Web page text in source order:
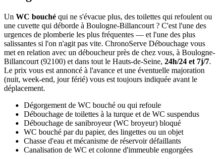
Un WC bouché qui ne s'évacue plus, des toilettes qui refoulent ou
une cuvette qui déborde à Boulogne-Billancourt ? C'est l'une des
urgences de plomberie les plus fréquentes — et l'une des plus
salissantes si l'on n'agit pas vite. ChronoServe Débouchage vous
met en relation avec un déboucheur près de chez vous, à Boulogne-
Billancourt (92100) et dans tout le Hauts-de-Seine, 24h/24 et 7j/7.
Le prix vous est annoncé à l'avance et une éventuelle majoration
(nuit, week-end, jour férié) vous est toujours indiquée avant le
déplacement.
Dégorgement de WC bouché ou qui refoule
Débouchage de toilettes à la turque et de WC suspendus
Débouchage de sanibroyeur (WC broyeur) bloqué
WC bouché par du papier, des lingettes ou un objet
Chasse d'eau et mécanisme de réservoir défaillants
Canalisation de WC et colonne d'immeuble engorgées